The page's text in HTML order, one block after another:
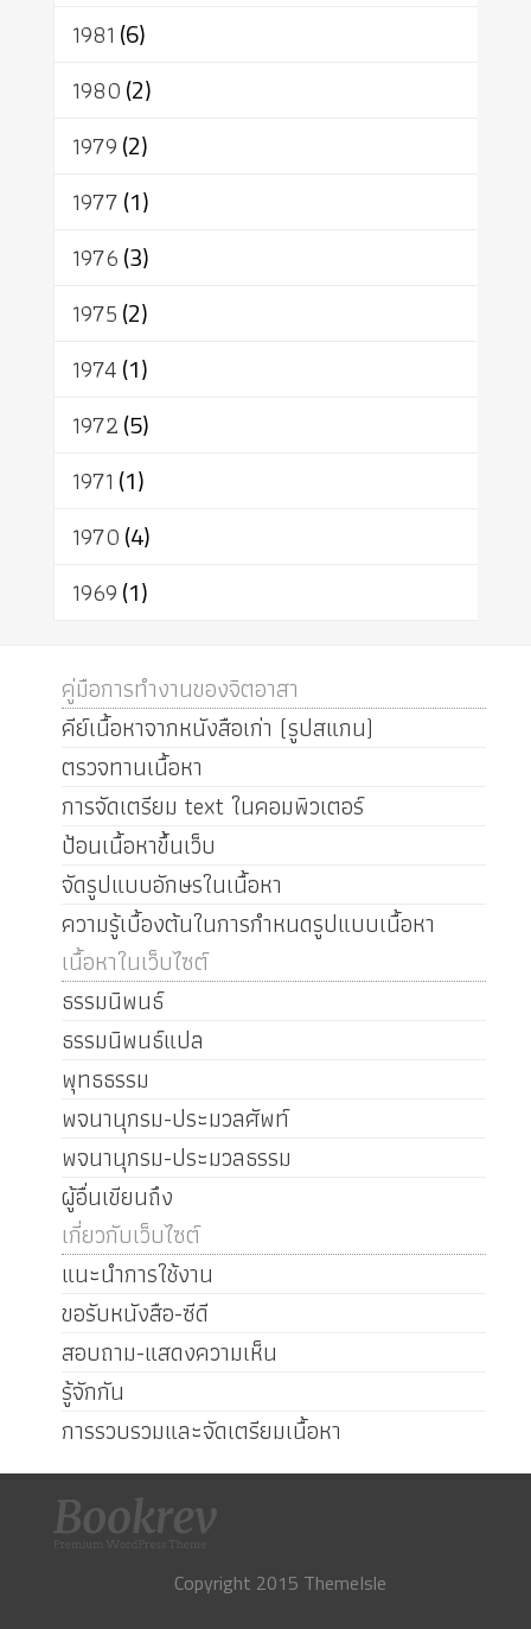
1981 (6)
1980(2)
1979(2)
1977(1)
1976(3)
1975(2)
1974(1)
1972(5)
1971 (1)
1970(4)
1969(1)
คู่มือการทำงานของจิตอาสา
คีย์เนื้อหาจากหนังสือเก่า (รูปสแกน)
ตรวจทานเนื้อหา
การจัดเตรียม text ในคอมพิวเตอร์
ป้อนเนื้อหาขึ้นเว็บ
จัดรูปแบบอักษรในเนื้อหา
ความรู้เบื้องต้นในการกำหนดรูปแบบเนื้อหา
เนื้อหาในเว็บไซต์
ธรรมนิพนธ์
ธรรมนิพนธ์แปล
พุทธธรรม
พจนานุกรม-ประมวลศัพท์
พจนานุกรม-ประมวลธรรม
ผู้อื่นเขียนถึง
เกี่ยวกับเว็บไซต์
แนะนำการใช้งาน
ขอรับหนังสือ-ซีดี
สอบถาม-แสดงความเห็น
รู้จักกัน
การรวบรวมและจัดเตรียมเนื้อหา
Copyright 2015 ThemeIsle